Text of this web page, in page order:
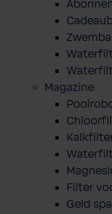
Magazine
Filter
Geld